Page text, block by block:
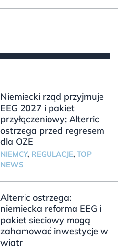
Niemiecki rząd przyjmuje
EEG 2027 i pakiet
przyłączeniowy; Alterric
ostrzega przed regresem
dla OZE
NIEMCY, REGULACJE, TOP
NEWS
Alterric ostrzega:
niemiecka reforma EEG i
pakiet sieciowy mogą
zahamować inwestycje w
wiatr